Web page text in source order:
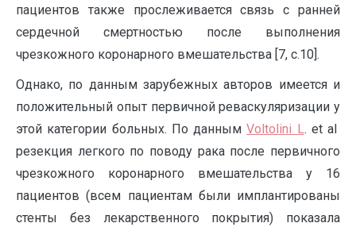
пациентов также прослеживается связь с ранней
сердечной смертностью после выполнения
чрезкожного коронарного вмешательства [7, с.10].
Однако, по данным зарубежных авторов имеется и
положительный опыт первичной реваскуляризации у
этой категории больных. По даннымVoltolini L. et al
резекция легкого по поводу рака после первичного
чрезкожного коронарного вмешательства у 16
пациентов (всем пациентам были имплантированы
стенты без лекарственного покрытия) показала